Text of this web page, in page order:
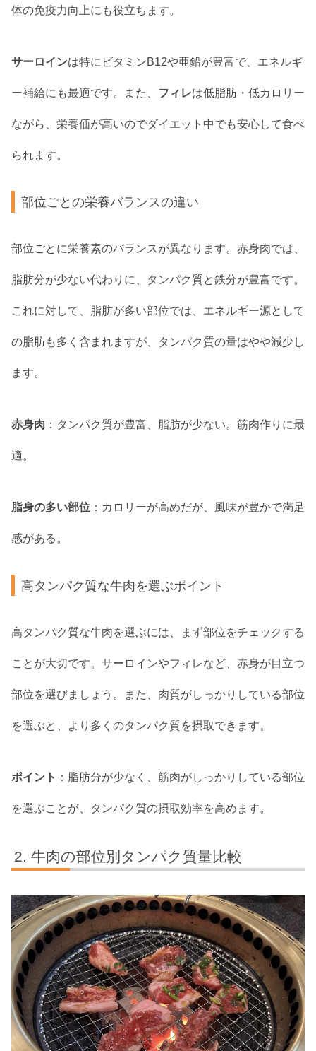
体の免疫力向上にも役立ちます。
サーロインは特にビタミンB12や亜鉛が豊富で、エネルギ
ー補給にも最適です。また、 フィレは低脂肪・低カロリー
ながら、栄養価が高いのでダイエット中でも安心して食べ
られます。
部位ごとの栄養バランスの違い
部位ごとに栄養素のバランスが異なります。赤身肉では、
脂肪分が少ない代わりに、タンパク質と鉄分が豊富です。
これに対して、脂肪が多い部位では、エネルギー源として
の脂肪も多く含まれますが、タンパク質の量はやや減少し
ます。
赤身肉 ：タンパク質が豊富、脂肪が少ない。筋肉作りに最
適。
脂身の多い部位 ：カロリーが高めだが、風味が豊かで満足
感がある。
高タンパク質な牛肉を選ぶポイント
高タンパク質な牛肉を選ぶには、まず部位をチェックする
ことが大切です。サーロインやフィレなど、赤身が目立つ
部位を選びましょう。また、肉質がしっかりしている部位
を選ぶと、より多くのタンパク質を摂取できます。
ポイント ：脂肪分が少なく、筋肉がしっかりしている部位
を選ぶことが、タンパク質の摂取効率を高めます。
牛肉の部位別タンパク質量比較